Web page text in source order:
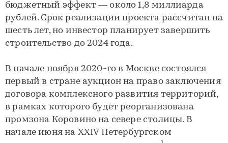
бюджетный эффект — около 1,8 миллиарда
рублей. Срок реализации проекта рассчитан на
шесть лет, но инвестор планирует завершить
строительство до 2024 года.
В начале ноября 2020-го в Москве состоялся
первый в стране аукцион на право заключения
договора комплексного развития территорий,
в рамках которого будет реорганизована
промзона Коровино на севере столицы. В
начале июня на XXIV Петербургском